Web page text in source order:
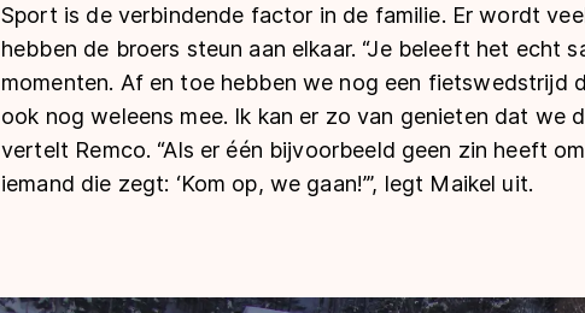
Sport is de verbindende factor in de familie. Er wordt
hebben de broers steun aan elkaar. “Je beleeft het echt
momenten. Af en toe hebben we nog een fietswedstrijd
ook nog weleens mee. Ik kan er zo van genieten dat we
vertelt Remco. “Als er één bijvoorbeeld geen zin heeft
iemand die zegt: ‘Kom op, we gaan!’”, legt Maikel uit.